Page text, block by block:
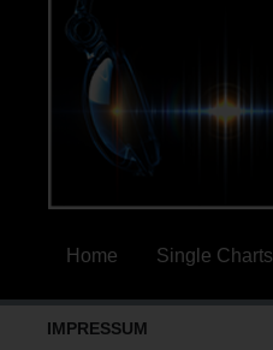
Home Single Charts
IMPRESSUM